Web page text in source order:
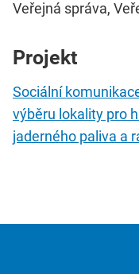
Veřejná správa,
Projekt
Sociální
výběru lokality pro
jaderného paliva a